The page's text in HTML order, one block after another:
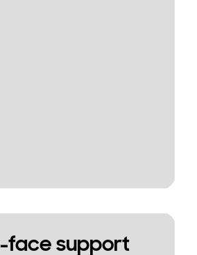
face support